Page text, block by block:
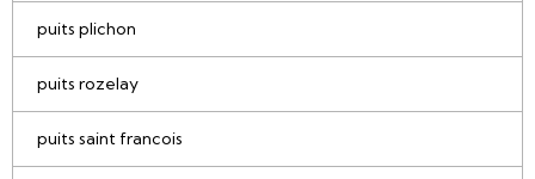
puits plichon
puits rozelay
puits saint francois